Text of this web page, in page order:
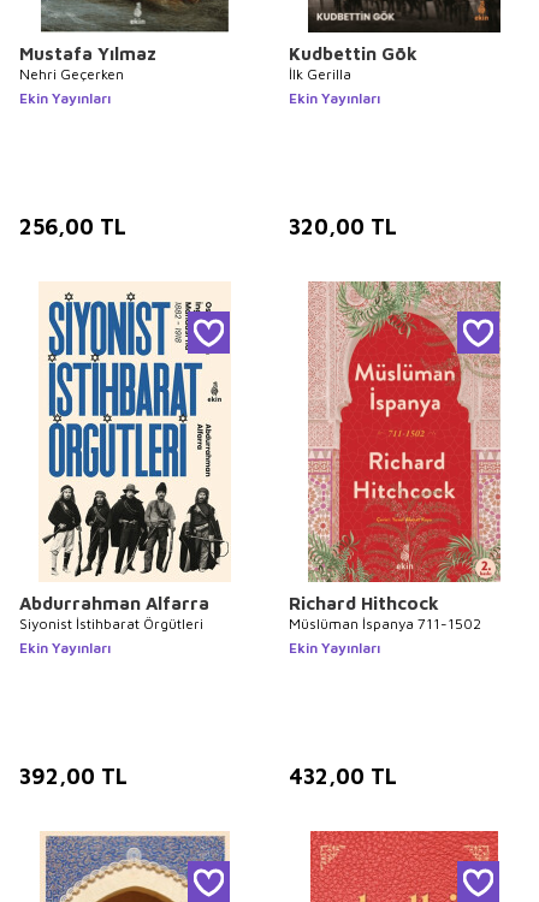
Mustafa Yılmaz
Nehri Geçerken
Ekin Yayınları
256,00 TL
Kudbettin Gök
İlk Gerilla
Ekin Yayınları
320,00 TL
Abdurrahman Alfarra
Siyonist İstihbarat Örgütleri
Ekin Yayınları
392,00 TL
Richard Hithcock
Müslüman İspanya 711-1502
Ekin Yayınları
432,00 TL